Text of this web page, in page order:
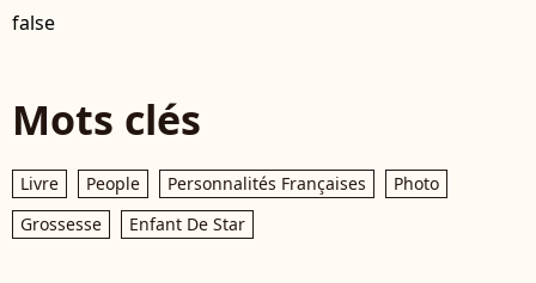
false
Mots clés
Livre People Personnalités Françaises
Photo
Grossesse
Enfant De Star